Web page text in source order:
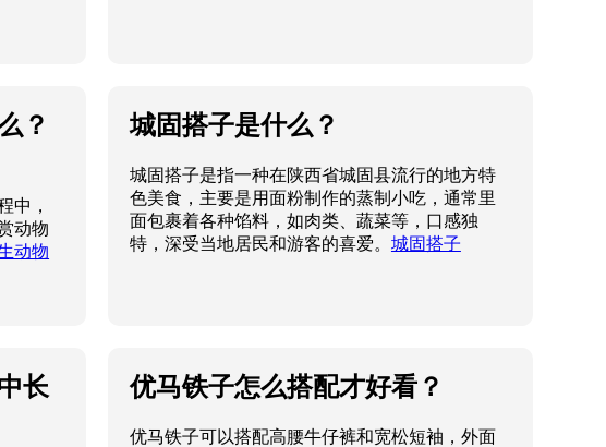
？
中，
动物
动物
城固搭子是什么？
城固搭子是指一种在陕西省城固县流行的地方特
色美食，主要是用面粉制作的蒸制小吃，通常里
面包裹着各种馅料，如肉类、蔬菜等，口感独
特，深受当地居民和游客的喜爱。 城固搭子
长
优马铁子怎么搭配才好看？
优马铁子可以搭配高腰牛仔裤和宽松短袖，外面